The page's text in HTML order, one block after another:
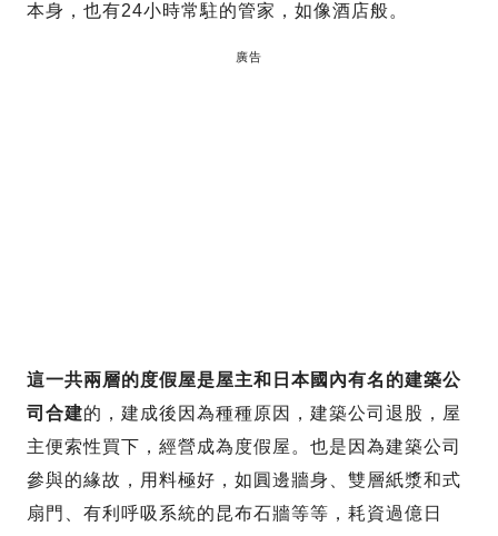
本身，也有24小時常駐的管家，如像酒店般。
廣告
這一共兩層的度假屋是屋主和日本國內有名的建築公
司合建的，建成後因為種種原因，建築公司退股，屋
主便索性買下，經營成為度假屋。也是因為建築公司
參與的緣故，用料極好，如圓邊牆身、雙層紙漿和式
扇門、有利呼吸系統的昆布石牆等等，耗資過億日